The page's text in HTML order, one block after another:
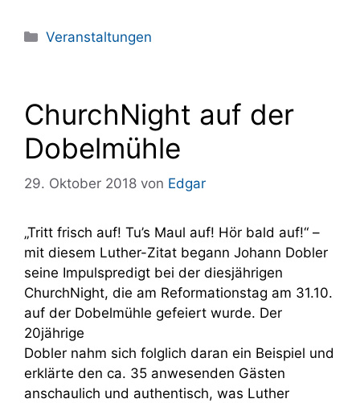
Kategorien
Veranstaltungen
ChurchNight auf der
Dobelmühle
29. Oktober 2018 von Edgar
„Tritt frisch auf! Tu’s Maul auf! Hör bald auf!“ –
mit diesem Luther-Zitat begann Johann Dobler
seine Impulspredigt bei der diesjährigen
ChurchNight, die am Reformationstag am 31.10.
auf der Dobelmühle gefeiert wurde. Der
20jährige
Dobler nahm sich folglich daran ein Beispiel und
erklärte den ca. 35 anwesenden Gästen
anschaulich und authentisch, was Luther